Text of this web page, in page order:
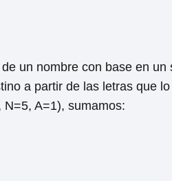
un nombre con base en
a partir de las letras que
A=1), sumamos: